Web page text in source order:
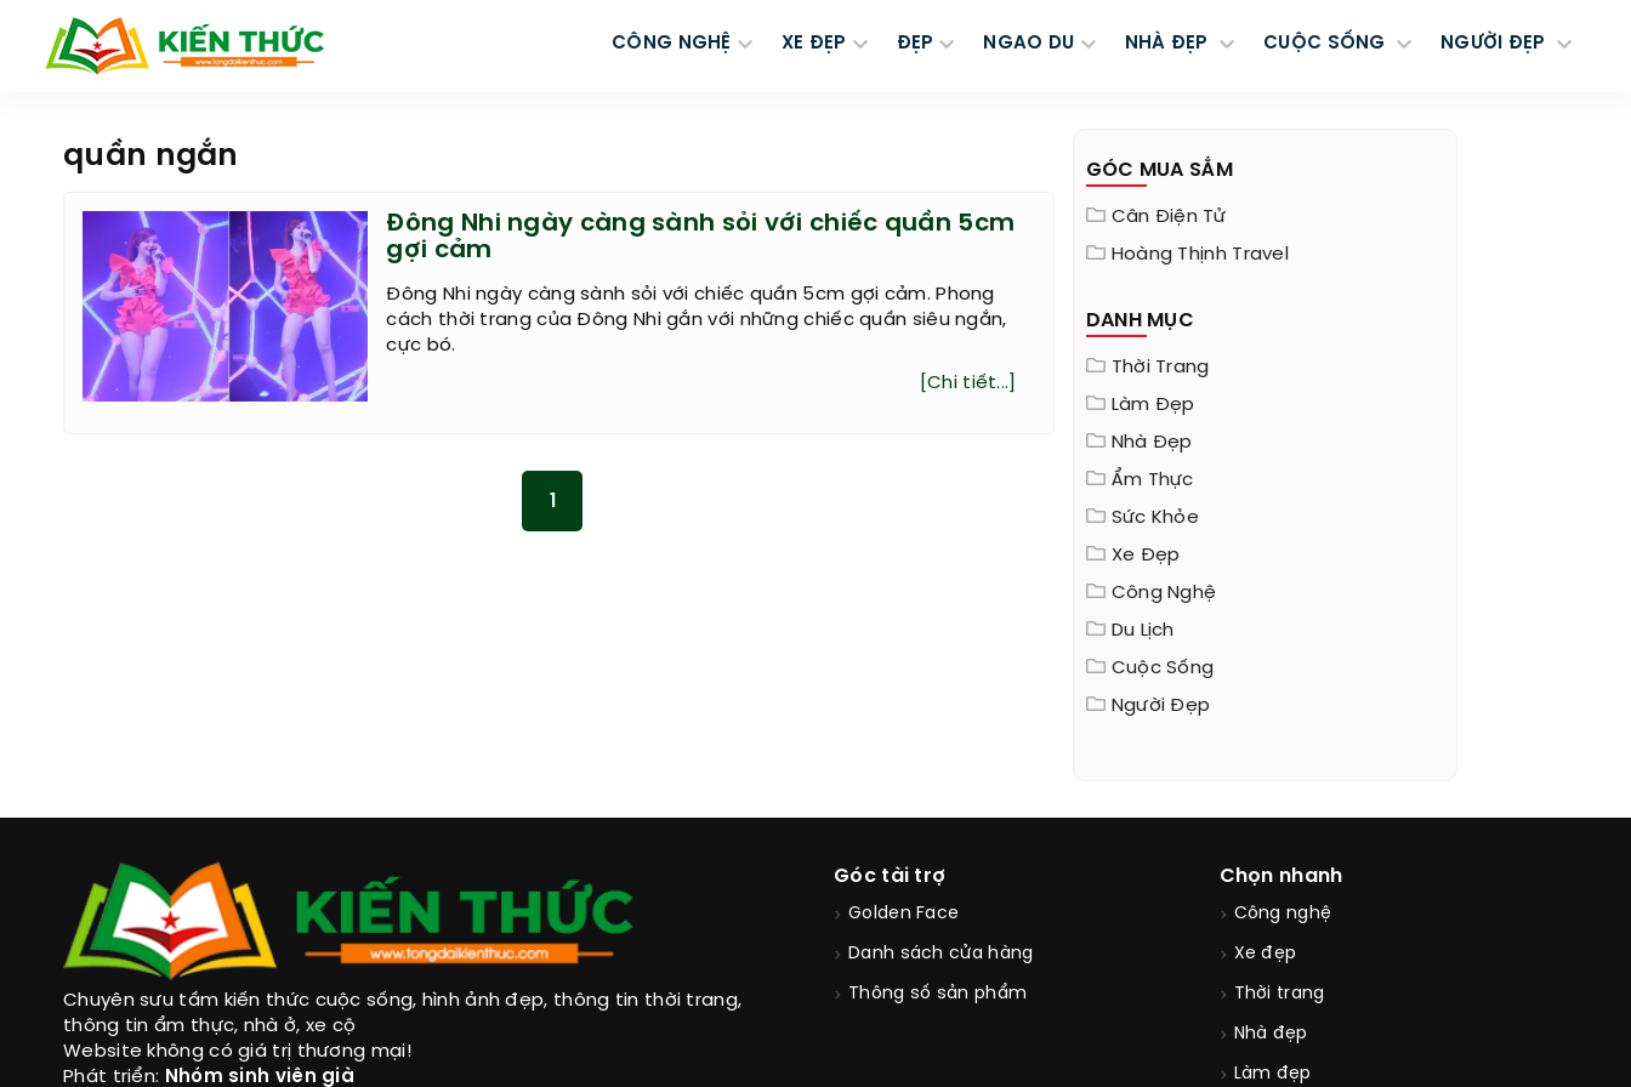
CÔNG NGHỆ XE ĐẸP ĐẸP NGAO DU NHÀ ĐẸP CUỘC SỐNG NGƯỜI ĐẸP
quần ngắn
Đông Nhi ngày càng sành sỏi với chiếc quần 5cm
gợi cảm
Đông Nhi ngày càng sành sỏi với chiếc quần 5cm gợi cảm. Phong
cách thời trang của Đông Nhi gắn với những chiếc quần siêu ngắn,
cực bó.
[Chi tiết...]
GÓC MUA SẮM
Cân Điện Tử
Hoàng Thịnh Travel
DANH MỤC
Thời Trang
Làm Đẹp
Nhà Đẹp
Ẩm Thực
Sức Khỏe
Xe Đẹp
Công Nghệ
Du Lịch
Cuộc Sống
Người Đẹp
Chuyên sưu tầm kiến thức cuộc sống, hình ảnh đẹp, thông tin thời trang,
thông tin ẩm thực, nhà ở, xe cộ
Website không có giá trị thương mại!
Phát triển: Nhóm sinh viên già
Góc tài trợ
Golden Face
Danh sách cửa hàng
Thông số sản phẩm
Chọn nhanh
Công nghệ
Xe đẹp
Thời trang
Nhà đẹp
Làm đẹp